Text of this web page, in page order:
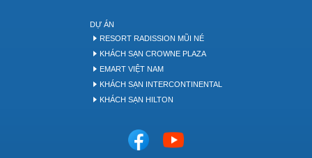
DỰ ÁN
RESORT RADISSION MŨI NÉ
KHÁCH SẠN CROWNE PLAZA
EMART VIỆT NAM
KHÁCH SẠN INTERCONTINENTAL
KHÁCH SẠN HILTON